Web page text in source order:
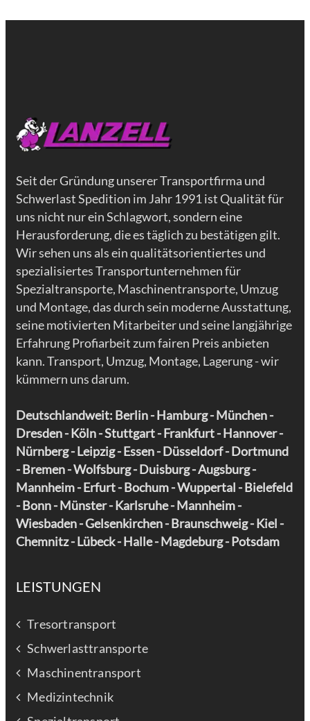
Seit der Gründung unserer Transportfirma und
Schwerlast Spedition im Jahr 1991 ist Qualität für
uns nicht nur ein Schlagwort, sondern eine
Herausforderung, die es täglich zu bestätigen gilt.
Wir sehen uns als ein qualitätsorientiertes und
spezialisiertes Transportunternehmen für
Spezialtransporte, Maschinentransporte, Umzug
und Montage, das durch sein moderne Ausstattung,
seine motivierten Mitarbeiter und seine langjährige
Erfahrung Profiarbeit zum fairen Preis anbieten
kann. Transport, Umzug, Montage, Lagerung - wir
kümmern uns darum.
Deutschlandweit: Berlin - Hamburg - München -
Dresden- Köln - Stuttgart - Frankfurt -Hannover-
Nürnberg -Leipzig- Essen - Düsseldorf - Dortmund
- Bremen -Wolfsburg- Duisburg - Augsburg -
Mannheim -Erfurt- Bochum - Wuppertal - Bielefeld
- Bonn - Münster - Karlsruhe - Mannheim -
Wiesbaden - Gelsenkirchen - Braunschweig - Kiel -
Chemnitz-Lübeck-Halle-Magdeburg-Potsdam
LEISTUNGEN
Tresortransport
Schwerlasttransporte
Maschinentransport
Medizintechnik